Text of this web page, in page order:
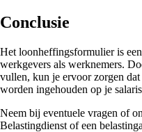
Conclusie
Het loonheffingsformulier is
werkgevers als werknemers.
vullen, kun je ervoor zorgen
worden ingehouden op je
Neem bij eventuele vragen of
Belastingdienst of een